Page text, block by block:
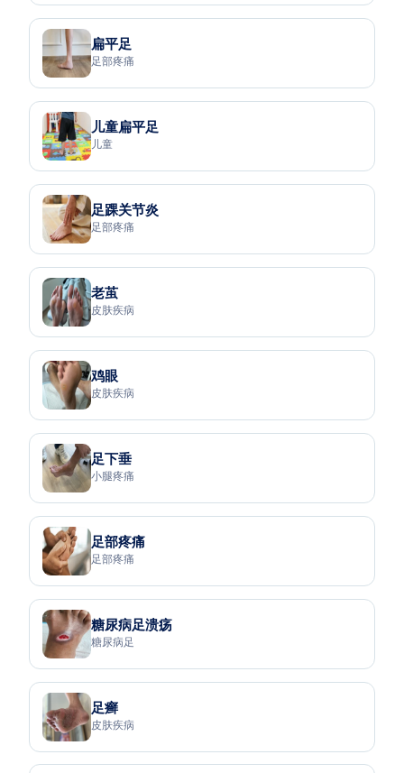
扁平足
足部疼痛
儿童扁平足
儿童
足踝关节炎
足部疼痛
老茧
皮肤疾病
鸡眼
皮肤疾病
足下垂
小腿疼痛
足部疼痛
足部疼痛
糖尿病足溃疡
糖尿病足
足癣
皮肤疾病